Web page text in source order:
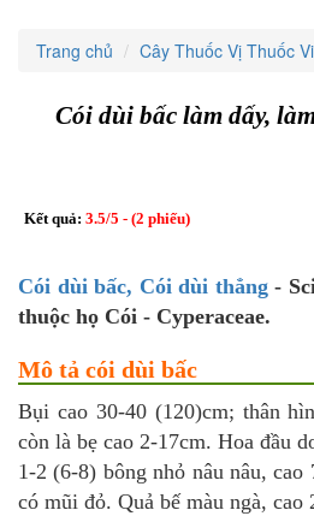
Trang chủ Cây Thuốc Vị Thuốc
Cói dùi bấc làm dấy,
Kết quả: 3.5/5 - (2 phiếu)
Cói dùi bấc, Cói dùi thẳng-
thuộc họ Cói - Cyperaceae.
Mô tả cói dùi bấc
Bụi cao 30-40 (120)cm; thân
còn là bẹ cao 2-17cm. Hoa đầu
1-2 (6-8) bông nhỏ nâu nâu,
có mũi đỏ. Quả bế màu ngà, cao